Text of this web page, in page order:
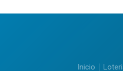
Inicio